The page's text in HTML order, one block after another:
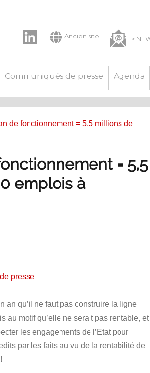
Ancien site
Communiqués de presse Agenda
de fonctionnement = 5,5 millions de
= 5,5
emplois à
presse
an qu’il ne faut pas construire la ligne
au motif qu’elle ne serait pas rentable, et
les engagements de l’Etat pour
par les faits au vu de la rentabilité de